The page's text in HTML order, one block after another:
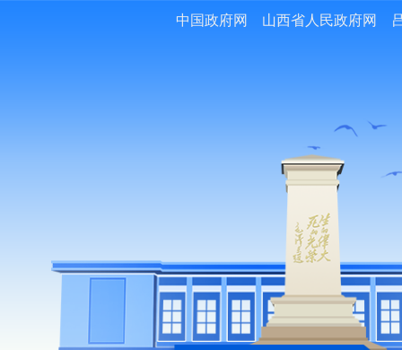
中国政府网 山西省人民政府网